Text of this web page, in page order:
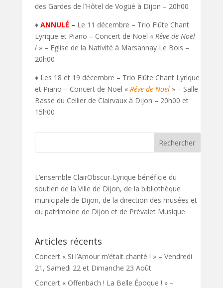
des Gardes de l’Hôtel de Vogüé à Dijon – 20h00
♦ ANNULÉ – Le 11 décembre – Trio Flûte Chant
Lyrique et Piano – Concert de Noël « Rêve de Noël
!» – Eglise de la Nativité à Marsannay Le Bois –
20h00
♦ Les 18 et 19 décembre – Trio Flûte Chant Lyrique
et Piano – Concert de Noël « Rêve de Noël» – Salle
Basse du Cellier de Clairvaux à Dijon – 20h00 et
15h00
L’ensemble ClairObscur-Lyrique bénéficie du
soutien de la Ville de Dijon, de la bibliothèque
municipale de Dijon, de la direction des musées et
du patrimoine de Dijon et de Prévalet Musique.
Articles récents
Concert « Si l’Amour m’était chanté ! » – Vendredi
21, Samedi 22 et Dimanche 23 Août
Concert « Offenbach ! La Belle Époque ! » –